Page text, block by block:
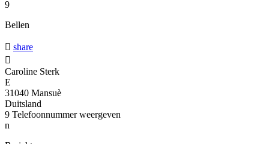
9
Bellen
 share

Caroline Sterk
E
31040 Mansuè
Duitsland
9 Telefoonnummer weergeven
n